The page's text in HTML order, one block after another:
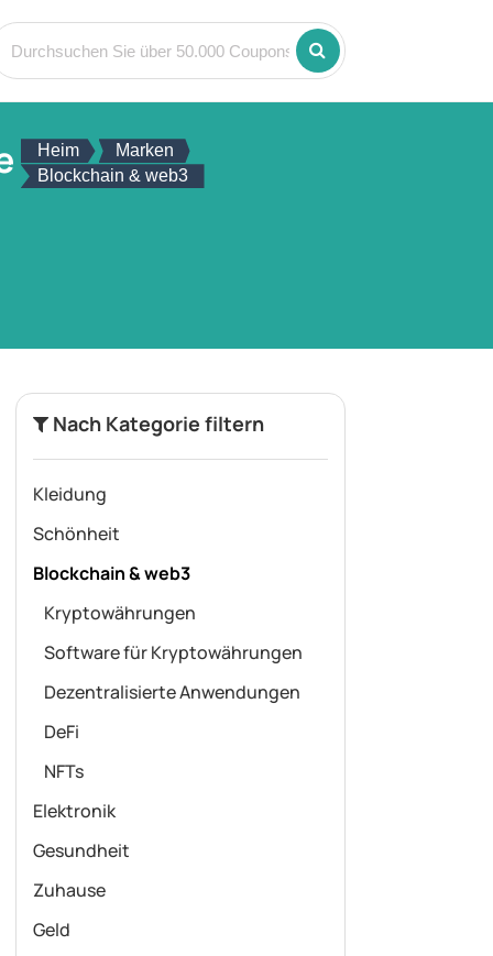
Heim
Marken
Blockchain & web3
Nach Kategorie filtern
Kleidung
Schönheit
Blockchain & web3
Kryptowährungen
Software für Kryptowährungen
Dezentralisierte Anwendungen
DeFi
NFTs
Elektronik
Gesundheit
Zuhause
Geld